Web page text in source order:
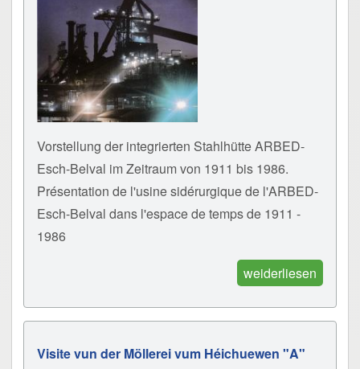
Vorstellung der integrierten Stahlhütte ARBED-
Esch-Belval im Zeitraum von 1911 bis 1986.
Présentation de l'usine sidérurgique de l'ARBED-
Esch-Belval dans l'espace de temps de 1911 -
1986
weiderliesen
Visite vun der Möllerei vum Héichuewen "A"